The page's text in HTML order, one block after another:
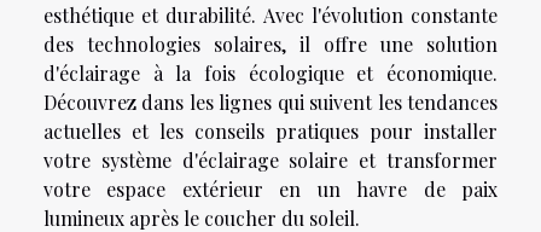
esthétique et durabilité. Avec l'évolution constante
des technologies solaires, il offre une solution
d'éclairage à la fois écologique et économique.
Découvrez dans les lignes qui suivent les tendances
actuelles et les conseils pratiques pour installer
votre système d'éclairage solaire et transformer
votre espace extérieur en un havre de paix
lumineux après le coucher du soleil.